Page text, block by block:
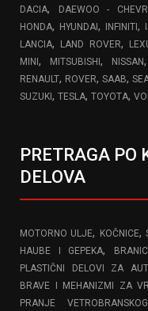
DACIA, DAEWOO -
HONDA, HYUNDAI , INFINITI ,
LANCIA, LAND ROVER,
MINI , MITSUBISHI , NISSAN,
RENAULT, ROVER,SAAB,
SUZUKI , TESLA, TOYOTA,
PRETRAGA PO
DELOVA
MOTORNO ULJE, KOČNICE,
HAUBE I GEPEKA,
PLASTIČNI DELOVI ZA
BRAVE I MEHANIZMI ZA
PRANJE